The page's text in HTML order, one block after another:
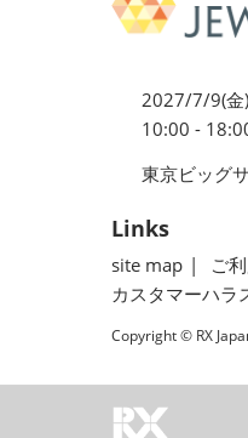
2027/7/9(金
10:00 -
東京ビッグ
Links
site map ご
カスタマーハラ
Copyright © RX